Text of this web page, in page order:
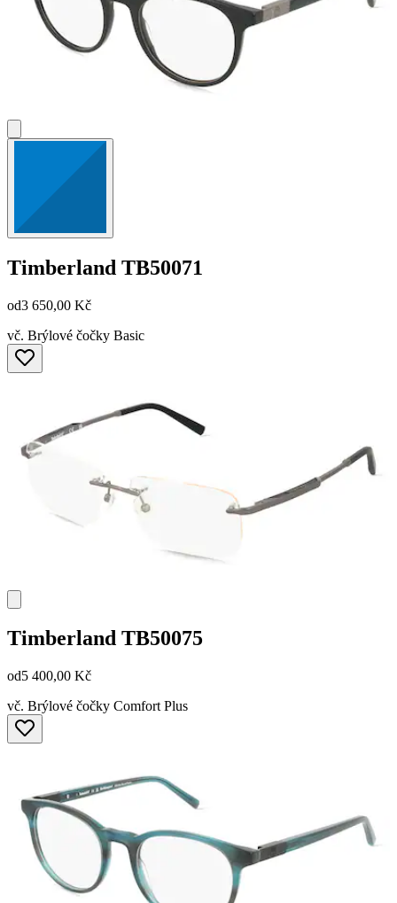
Timberland TB50071
od3 650,00 Kč
vč. Brýlové čočky Basic
Timberland TB50075
od5 400,00 Kč
vč. Brýlové čočky Comfort Plus